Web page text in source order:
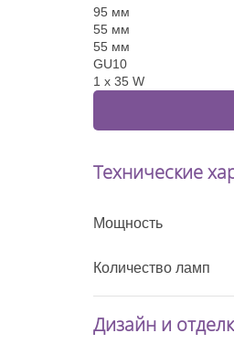
95 мм
55 мм
55 мм
GU10
1 x 35 W
Технические
Мощность
Количество ламп
Дизайн и